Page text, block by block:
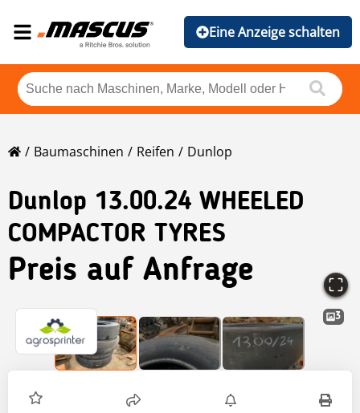
Eine Anzeige schalten
Baumaschinen Reifen Dunlop
Dunlop 13.00.24 WHEELED
COMPACTOR TYRES
Preis auf Anfrage
3